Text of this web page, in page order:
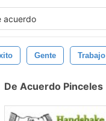
Gente Trabajo
De Acuerdo Pinceles